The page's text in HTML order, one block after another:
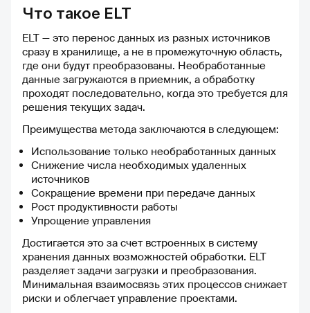
когда не укладываешься в
дедлайны. Все решается.
Очень довольна. Обучение
нравится!
одногруппниками,
получить помощь.
Что такое ELT
ELT — это перенос данных из разных источников
сразу в хранилище, а не в промежуточную область,
где они будут преобразованы. Необработанные
данные загружаются в приемник, а обработку
проходят последовательно, когда это требуется для
решения текущих задач.
Преимущества метода заключаются в следующем:
Использование только необработанных данных
Снижение числа необходимых удаленных
источников
Сокращение времени при передаче данных
Рост продуктивности работы
Упрощение управления
Достигается это за счет встроенных в систему
хранения данных возможностей обработки. ELT
разделяет задачи загрузки и преобразования.
Минимальная взаимосвязь этих процессов снижает
риски и облегчает управление проектами.